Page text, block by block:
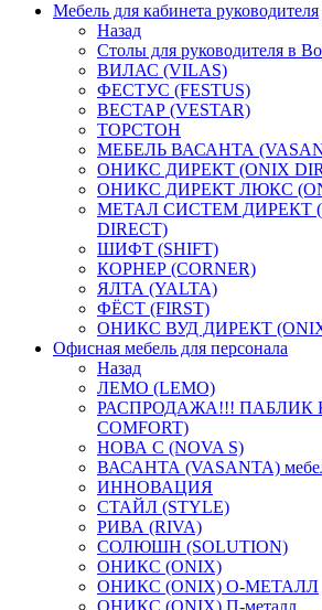
Мебель для кабинета руководителя
Назад
Столы для руководителя в
ВИЛАС (VILAS)
ФЕСТУС (FESTUS)
ВЕСТАР (VESTAR)
ТОРСТОН
МЕБЕЛЬ ВАСАНТА
ОНИКС ДИРЕКТ (ONIX
ОНИКС ДИРЕКТ ЛЮКС
МЕТАЛ СИСТЕМ ДИРЕКТ
DIRECT)
ШИФТ (SHIFT)
КОРНЕР (CORNER)
ЯЛТА (YALTA)
ФЁСТ (FIRST)
ОНИКС ВУД ДИРЕКТ (ONIX
Офисная мебель для персонала
Назад
ЛЕМО (LEMO)
РАСПРОДАЖА!!! ПАБЛИК
COMFORT)
НОВА С (NOVA S)
ВАСАНТА (VASANTA)
ИННОВАЦИЯ
СТАЙЛ (STYLE)
РИВА (RIVA)
СОЛЮШН (SOLUTION)
ОНИКС (ONIX)
ОНИКС (ONIX) O-МЕТАЛЛ
ОНИКС (ONIX) П-металл